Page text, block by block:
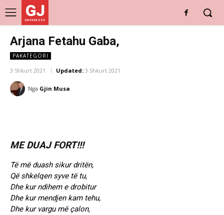
GJ
DRITARE E RE
Arjana Fetahu Gaba,
PAKATEGORI
3 Shkurt 2021 Updated: 3 Shkurt 2021
Nga Gjin Musa
ME DUAJ FORT!!!
Të më duash sikur dritën,
Që shkelqen syve të tu,
Dhe kur ndihem e drobitur
Dhe kur mendjen kam tehu,
Dhe kur vargu më çalon,